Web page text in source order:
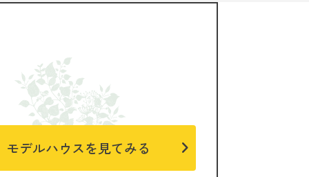
モデルハウスを見てみる